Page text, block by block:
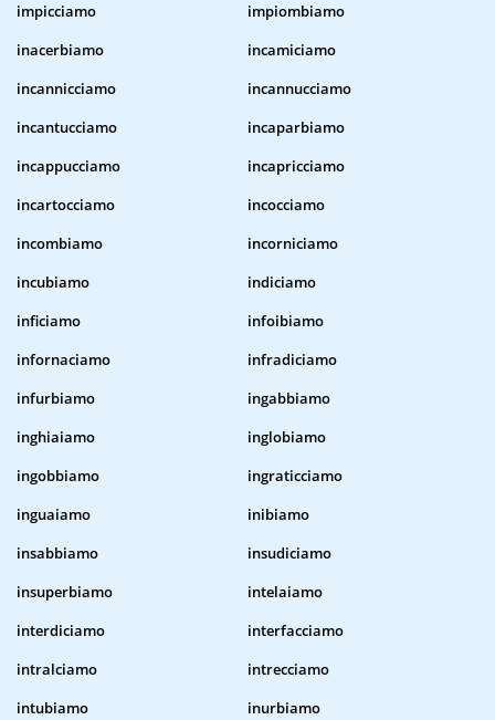
impicciamo
impiombiamo
inacerbiamo
incamiciamo
incannicciamo
incannucciamo
incantucciamo
incaparbiamo
incappucciamo
incapricciamo
incartocciamo
incocciamo
incombiamo
incorniciamo
incubiamo
indiciamo
inficiamo
infoibiamo
infornaciamo
infradiciamo
infurbiamo
ingabbiamo
inghiaiamo
inglobiamo
ingobbiamo
ingraticciamo
inguaiamo
inibiamo
insabbiamo
insudiciamo
insuperbiamo
intelaiamo
interdiciamo
interfacciamo
intralciamo
intrecciamo
intubiamo
inurbiamo